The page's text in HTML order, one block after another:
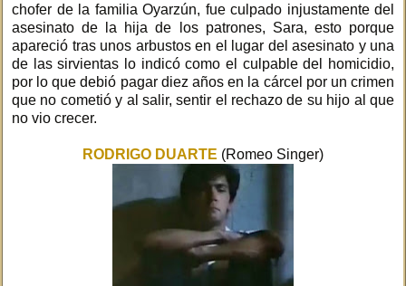
chofer de la familia Oyarzún, fue culpado injustamente del
asesinato de la hija de los patrones, Sara, esto porque
apareció tras unos arbustos en el lugar del asesinato y una
de las sirvientas lo indicó como el culpable del homicidio,
por lo que debió pagar diez años en la cárcel por un crimen
que no cometió y al salir, sentir el rechazo de su hijo al que
no vio crecer.
RODRIGO DUARTE (Romeo Singer)